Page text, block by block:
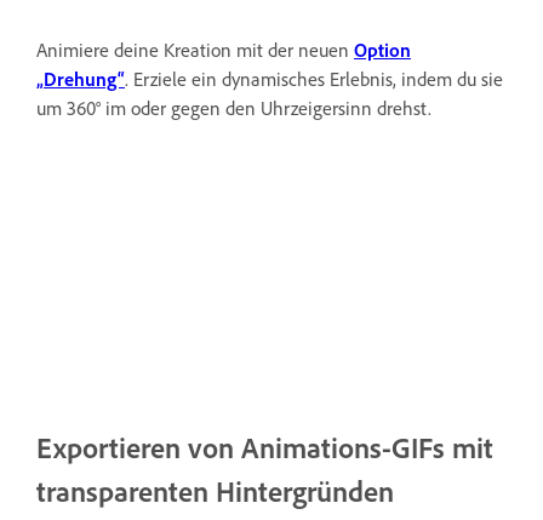
Animiere deine Kreation mit der neuen Option
„Drehung“. Erziele ein dynamisches Erlebnis, indem du sie
um 360° im oder gegen den Uhrzeigersinn drehst.
Exportieren von Animations-GIFs mit
transparenten Hintergründen